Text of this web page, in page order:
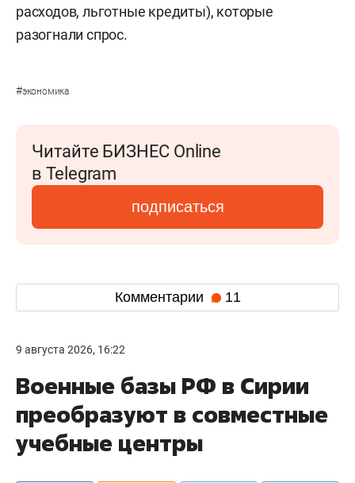
расходов, льготные кредиты), которые
разогнали спрос.
#экономика
Читайте БИЗНЕС Online
в Telegram
подписаться
Комментарии 11
9 августа 2026, 16:22
Военные базы РФ в Сирии
преобразуют в совместные
учебные центры